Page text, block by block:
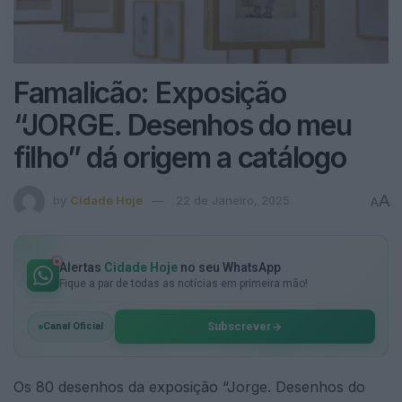
Famalicão: Exposição
“JORGE. Desenhos do meu
filho” dá origem a catálogo
by Cidade Hoje 22 de Janeiro, 2025 AA
Alertas Cidade Hoje no seu WhatsApp
Fique a par de todas as notícias em primeira mão!
Canal Oficial Subscrever
Os 80 desenhos da exposição “Jorge. Desenhos do